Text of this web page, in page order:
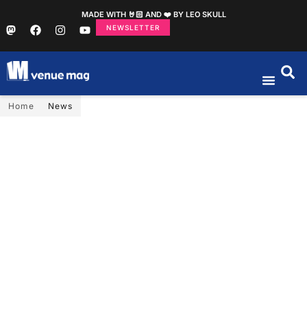
MADE WITH 🤘🏻 AND ❤️ BY LEO SKULL
NEWSLETTER
Home News